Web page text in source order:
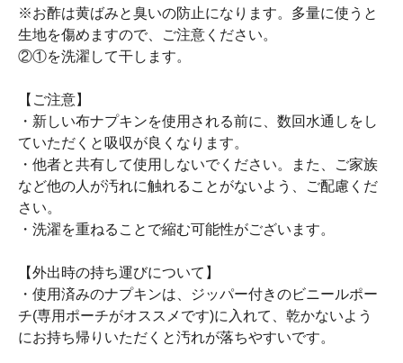
※お酢は黄ばみと臭いの防止になります。多量に使うと
生地を傷めますので、ご注意ください。
②①を洗濯して干します。
【ご注意】
・新しい布ナプキンを使用される前に、数回水通しをし
ていただくと吸収が良くなります。
・他者と共有して使用しないでください。また、ご家族
など他の人が汚れに触れることがないよう、ご配慮くだ
さい。
・洗濯を重ねることで縮む可能性がございます。
【外出時の持ち運びについて】
・使用済みのナプキンは、ジッパー付きのビニールポー
チ(専用ポーチがオススメです)に入れて、乾かないよう
にお持ち帰りいただくと汚れが落ちやすいです。